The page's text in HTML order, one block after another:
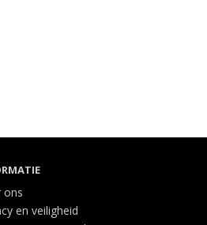
ons
en veiligheid